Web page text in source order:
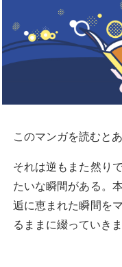
このマンガを読むと
それは逆もまた然り
たいな瞬間がある。
逅に恵まれた瞬間を
るままに綴っていきま